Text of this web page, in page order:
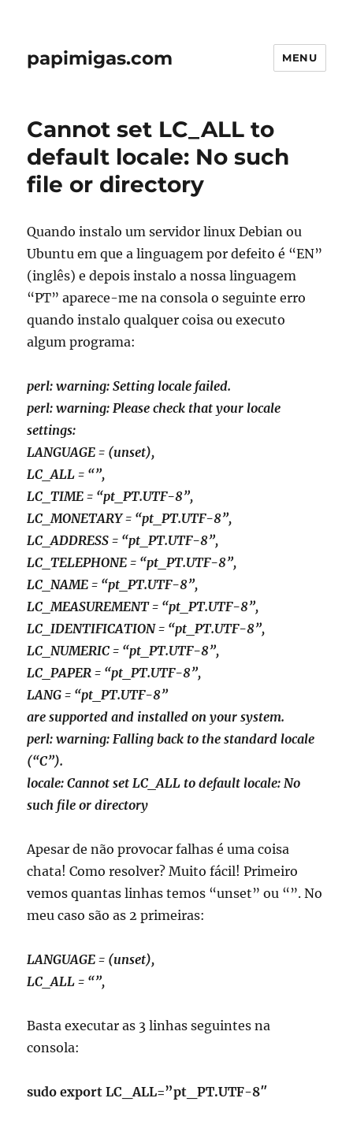
papimigas.com MENU
Cannot set LC_ALL to
default locale: No such
file or directory
Quando instalo um servidor linux Debian ou
Ubuntu em que a linguagem por defeito é “EN”
(inglês) e depois instalo a nossa linguagem
“PT” aparece-me na consola o seguinte erro
quando instalo qualquer coisa ou executo
algum programa:
perl: warning: Setting locale failed.
perl: warning: Please check that your locale
settings:
LANGUAGE = (unset),
LC_ALL = “”,
LC_TIME = “pt_PT.UTF-8”,
LC_MONETARY = “pt_PT.UTF-8”,
LC_ADDRESS = “pt_PT.UTF-8”,
LC_TELEPHONE = “pt_PT.UTF-8”,
LC_NAME = “pt_PT.UTF-8”,
LC_MEASUREMENT = “pt_PT.UTF-8”,
LC_IDENTIFICATION = “pt_PT.UTF-8”,
LC_NUMERIC = “pt_PT.UTF-8”,
LC_PAPER = “pt_PT.UTF-8”,
LANG = “pt_PT.UTF-8”
are supported and installed on your system.
perl: warning: Falling back to the standard locale
(“C”).
locale: Cannot set LC_ALL to default locale: No
such file or directory
Apesar de não provocar falhas é uma coisa
chata! Como resolver? Muito fácil! Primeiro
vemos quantas linhas temos “unset” ou “”. No
meu caso são as 2 primeiras:
LANGUAGE = (unset),
LC_ALL = “”,
Basta executar as 3 linhas seguintes na
consola:
sudo export LC_ALL=”pt_PT.UTF-8″